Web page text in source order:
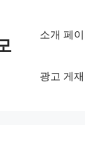
소개 페
광고 게